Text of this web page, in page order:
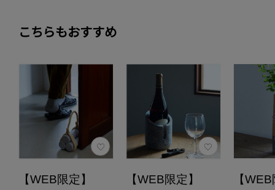
こちらもおすすめ
【WEB限定】
【WEB限定】
【